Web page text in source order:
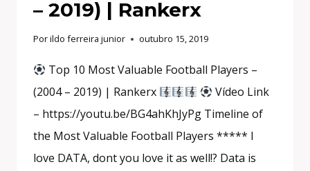
– 2019) | Rankerx
Porildo ferreira junior outubro 15, 2019
Top 10 Most Valuable Football Players –
(2004 – 2019) | Rankerx
Vídeo Link
– https://youtu.be/BG4ahKhJyPg Timeline of
the Most Valuable Football Players ***** I
love DATA, dont you love it as well!? Data is